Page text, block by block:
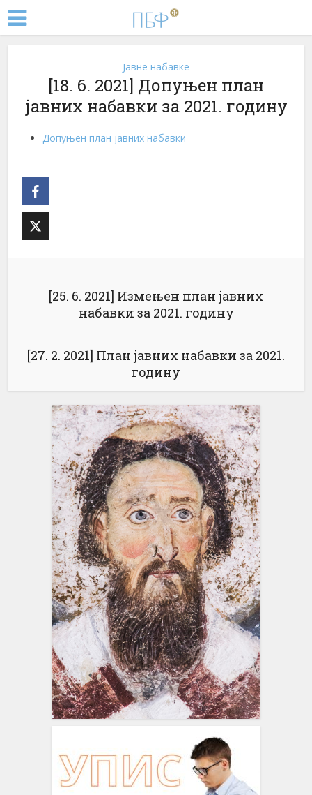
Јавне набавке
[18. 6. 2021] Допуњен план
јавних набавки за 2021. годину
Допуњен план јавних набавки
[25. 6. 2021] Измењен план јавних
набавки за 2021. годину
[27. 2. 2021] План јавних набавки за 2021.
годину